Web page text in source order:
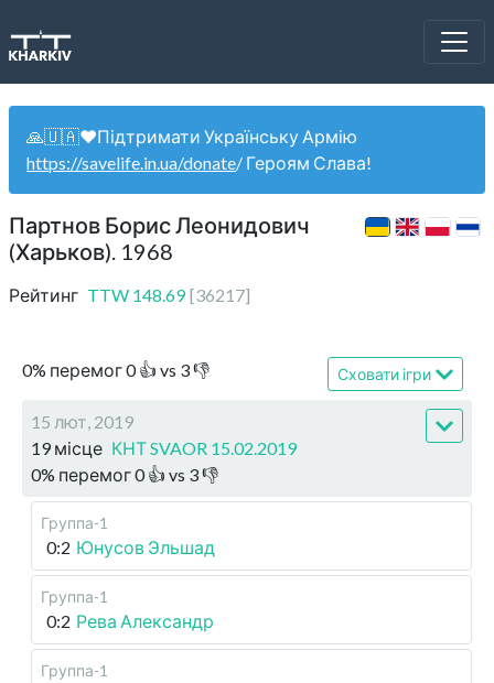
🙏🇺🇦❤️Підтримати Українську Армію
https://savelife.in.ua/donate/ Героям Слава!
Партнов Борис Леонидович
(Харьков). 1968
Рейтинг TTW 148.69 [36217]
0% перемог0👍 vs 3👎 Сховати ігри
15 лют, 2019
19 місце КНТ SVAOR 15.02.2019
0% перемог0👍 vs 3👎
Группа-1
0:2 Юнусов Эльшад
Группа-1
0:2 Рева Александр
Группа-1